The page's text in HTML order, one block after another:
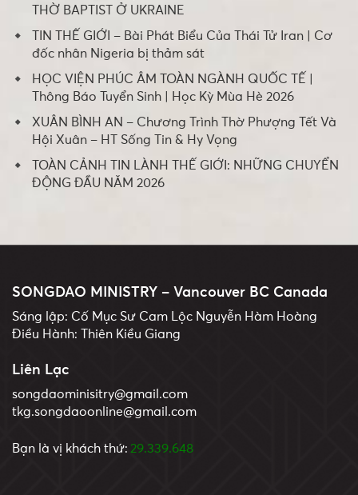
THỜ BAPTIST Ở UKRAINE
TIN THẾ GIỚI – Bài Phát Biểu Của Thái Tử Iran | Cơ
đốc nhân Nigeria bị thảm sát
HỌC VIỆN PHÚC ÂM TOÀN NGÀNH QUỐC TẾ |
Thông Báo Tuyển Sinh | Học Kỳ Mùa Hè 2026
XUÂN BÌNH AN – Chương Trình Thờ Phượng Tết Và
Hội Xuân – HT Sống Tin & Hy Vọng
TOÀN CẢNH TIN LÀNH THẾ GIỚI: NHỮNG CHUYỂN
ĐỘNG ĐẦU NĂM 2026
SONGDAO MINISTRY – Vancouver BC Canada
Sáng lập: Cố Mục Sư Cam Lộc Nguyễn Hàm Hoàng
Điều Hành: Thiên Kiều Giang
Liên Lạc
songdaominisitry@gmail.com
tkg.songdaoonline@gmail.com
Bạn là vị khách thứ: 29.339.648